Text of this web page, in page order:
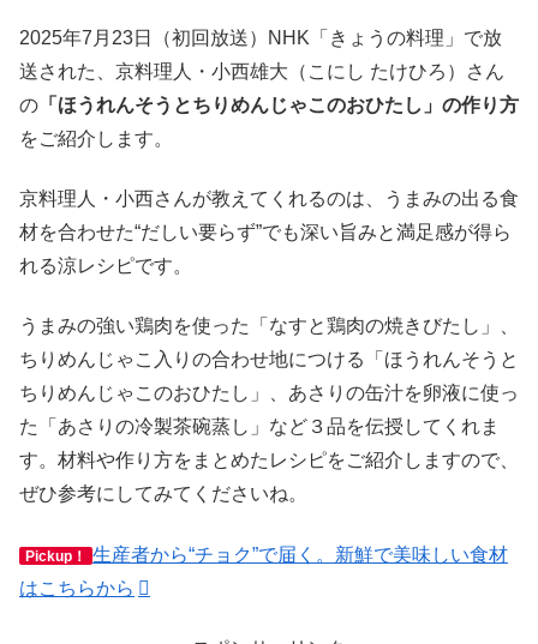
2025年7月23日（初回放送）NHK「きょうの料理」で放
送された、京料理人・小西雄大（こにし たけひろ）さん
の 「ほうれんそうとちりめんじゃこのおひたし」の作り方
をご紹介します。
京料理人・小西さんが教えてくれるのは、うまみの出る食
材を合わせた“だしい要らず”でも深い旨みと満足感が得ら
れる涼レシピです。
うまみの強い鶏肉を使った「なすと鶏肉の焼きびたし」、
ちりめんじゃこ入りの合わせ地につける「ほうれんそうと
ちりめんじゃこのおひたし」、あさりの缶汁を卵液に使っ
た「あさりの冷製茶碗蒸し」など３品を伝授してくれま
す。材料や作り方をまとめたレシピをご紹介しますので、
ぜひ参考にしてみてくださいね。
Pickup！
生産者から“チョク”で届く。新鮮で美味しい食材
はこちらから